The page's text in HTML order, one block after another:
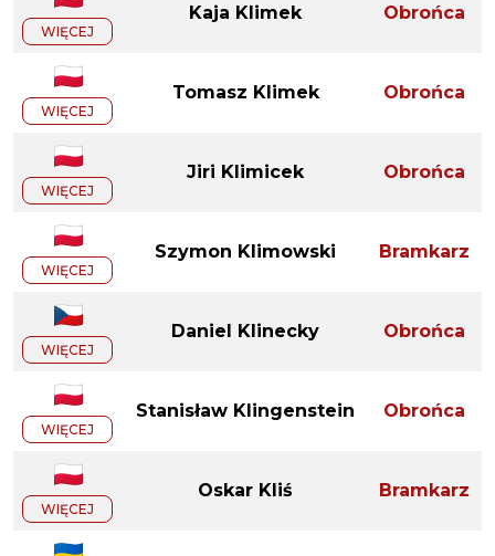
WIĘCEJ
Kaja Klimek Obrońca
WIĘCEJ
Tomasz Klimek Obrońca
WIĘCEJ
Jiri Klimicek Obrońca
WIĘCEJ
Szymon Klimowski Bramkarz
WIĘCEJ
Daniel Klinecky Obrońca
WIĘCEJ
Stanisław Klingenstein Obrońca
WIĘCEJ
Oskar Kliś Bramkarz